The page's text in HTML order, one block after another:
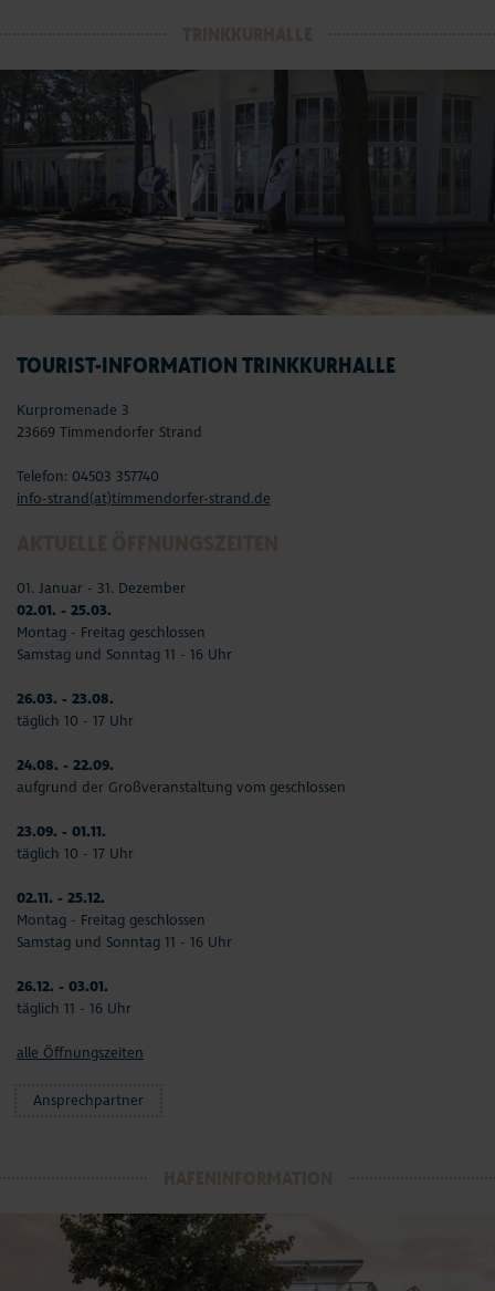
TOURIST-INFORMATION TRINKKURHALLE
Kurpromenade 3
23669 Timmendorfer Strand
Telefon: 04503 357740
info-strand(at)timmendorfer-strand.de
01. Januar - 31. Dezember
02.01. - 25.03.
Montag - Freitag geschlossen
Samstag und Sonntag 11 - 16 Uhr
26.03. - 23.08.
täglich 10 - 17 Uhr
24.08. - 22.09.
aufgrund der Großveranstaltung vom geschlossen
23.09. - 01.11.
täglich 10 - 17 Uhr
02.11. - 25.12.
Montag - Freitag geschlossen
Samstag und Sonntag 11 - 16 Uhr
26.12. - 03.01.
täglich 11 - 16 Uhr
alle Öffnungszeiten
Ansprechpartner